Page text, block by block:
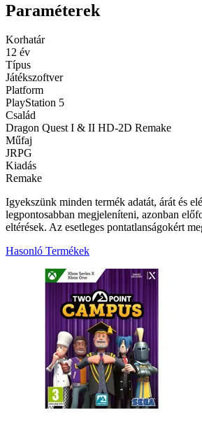
Paraméterek
Korhatár
12 év
Típus
Játékszoftver
Platform
PlayStation 5
Család
Dragon Quest I & II HD-2D Remake
Műfaj
JRPG
Kiadás
Remake
Igyekszünk minden termék adatát, árát és
legpontosabban megjeleníteni, azonban
eltérések. Az esetleges pontatlanságokért
Hasonló Termékek